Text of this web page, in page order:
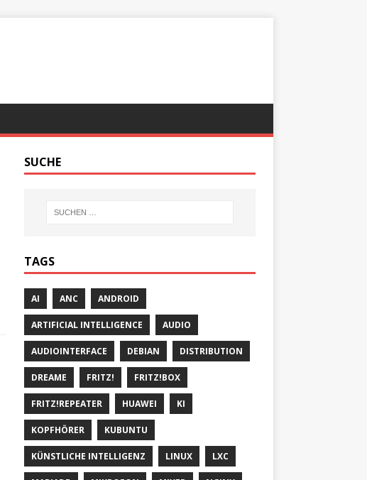
SUCHE
TAGS
AI ANC ANDROID
ARTIFICIAL INTELLIGENCE AUDIO
AUDIOINTERFACE DEBIAN DISTRIBUTION
DREAME FRITZ! FRITZ!BOX
FRITZ!REPEATER HUAWEI KI
KOPFHÖRER KUBUNTU
KÜNSTLICHE INTELLIGENZ LINUX LXC